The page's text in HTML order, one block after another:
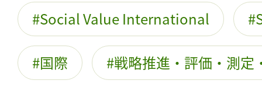
Social Value International
国際 戦略推進・評価・測定